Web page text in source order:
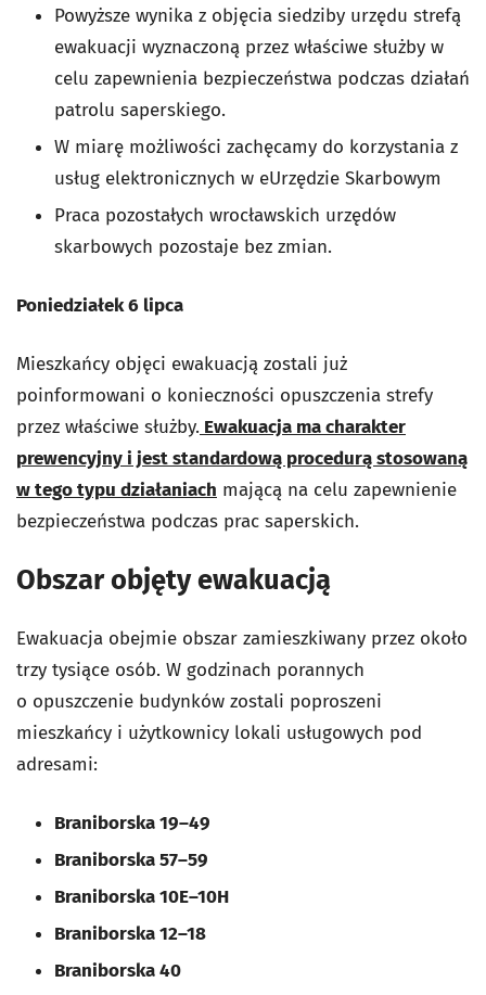
Powyższe wynika z objęcia siedziby urzędu strefą
ewakuacji wyznaczoną przez właściwe służby w
celu zapewnienia bezpieczeństwa podczas działań
patrolu saperskiego.
W miarę możliwości zachęcamy do korzystania z
usług elektronicznych w eUrzędzie Skarbowym
Praca pozostałych wrocławskich urzędów
skarbowych pozostaje bez zmian.
Poniedziałek 6 lipca
Mieszkańcy objęci ewakuacją zostali już
poinformowani o konieczności opuszczenia strefy
przez właściwe służby. Ewakuacja ma charakter
prewencyjny i jest standardową procedurą stosowaną
w tego typu działaniach mającą na celu zapewnienie
bezpieczeństwa podczas prac saperskich.
Obszar objęty ewakuacją
Ewakuacja obejmie obszar zamieszkiwany przez około
trzy tysiące osób. W godzinach porannych
o opuszczenie budynków zostali poproszeni
mieszkańcy i użytkownicy lokali usługowych pod
adresami:
Braniborska 19–49
Braniborska 57–59
Braniborska 10E–10H
Braniborska 12–18
Braniborska 40